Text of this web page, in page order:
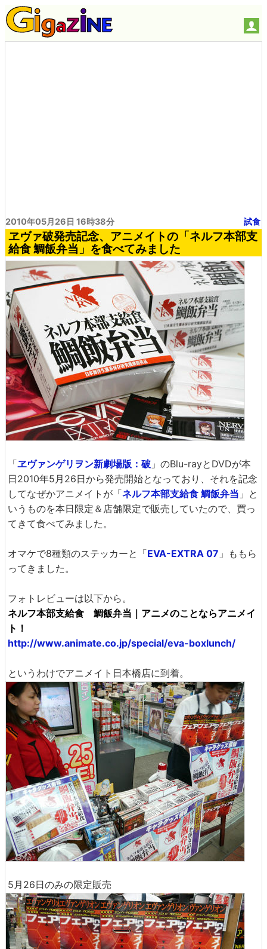
2010年05月26日 16時38分 試食
ヱヴァ破発売記念、アニメイトの「ネルフ本部支
給食 鯛飯弁当」を食べてみました
「ヱヴァンゲリヲン新劇場版：破 」のBlu-rayとDVDが本
日2010年5月26日から発売開始となっており、それを記念
してなぜかアニメイトが「ネルフ本部支給食 鯛飯弁当 」と
いうものを本日限定＆店舗限定で販売していたので、買っ
てきて食べてみました。
オマケで8種類のステッカーと「EVA-EXTRA 07 」ももら
ってきました。
フォトレビューは以下から。
ネルフ本部支給食 鯛飯弁当｜アニメのことならアニメイ
ト！
http://www.animate.co.jp/special/eva-boxlunch/
というわけでアニメイト日本橋店に到着。
5月26日のみの限定販売